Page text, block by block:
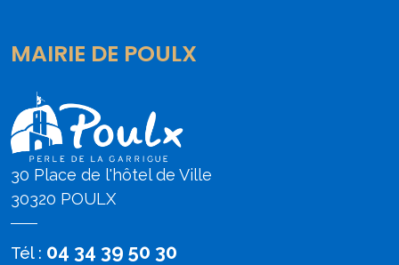
MAIRIE DE POULX
30 Place de l'hôtel de Ville
30320 POULX
Tél : 04 34 39 50 30